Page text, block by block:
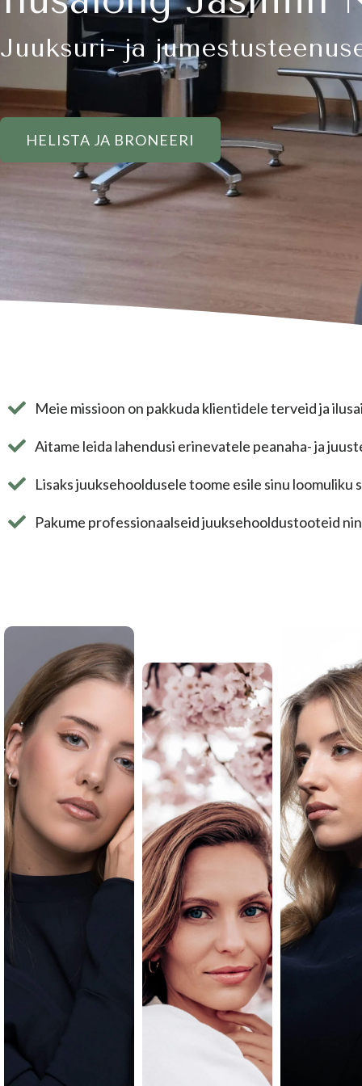
Juuksuri- ja
HELISTA JA BRONEERI
Meie missioon on pakkuda klientidele terveid ja
Aitame leida lahendusi erinevatele peanaha- ja
Lisaks juuksehooldusele toome esile sinu
Pakume professionaalseid juuksehooldustooteid